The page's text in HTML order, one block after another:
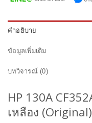
คำอธิบาย
ข้อมูลเพิ่มเติม
บทวิจารณ์ (0)
HP 130A
เหลือง (Original)